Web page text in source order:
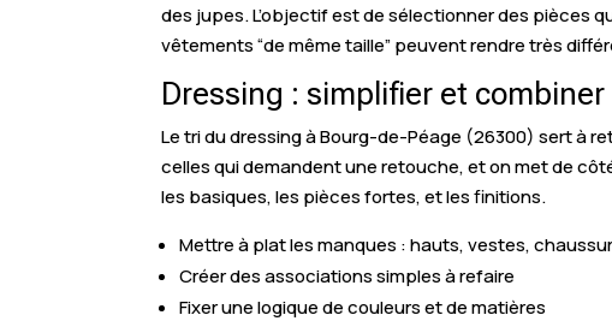
des jupes. L’objectif est de sélectionner des pièces
vêtements “de même taille” peuvent rendre très
Dressing : simplifier et
Le tri du dressing à Bourg-de-Péage (26300) sert à
celles qui demandent une retouche, et on met de
les basiques, les pièces fortes, et les finitions.
Mettre à plat les manques : hauts, vestes,
Créer des associations simples à refaire
Fixer une logique de couleurs et de matières